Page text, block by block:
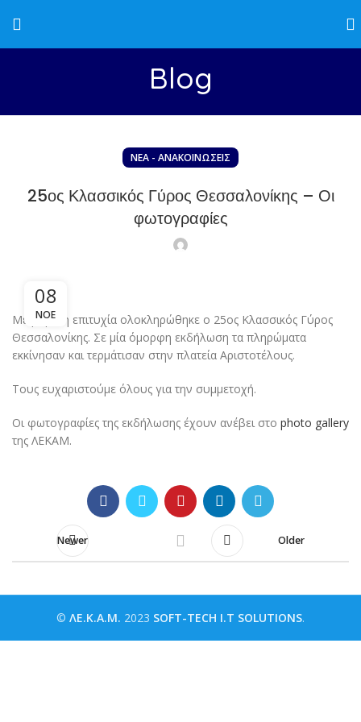
Blog
ΝΈΑ - ΑΝΑΚΟΙΝΏΣΕΙΣ
25ος Κλασσικός Γύρος Θεσσαλονίκης – Οι
φωτογραφίες
08
ΝΟΈ
Με μεγάλη επιτυχία ολοκληρώθηκε ο 25ος Κλασσικός Γύρος
Θεσσαλονίκης. Σε μία όμορφη εκδήλωση τα πληρώματα
εκκίνησαν και τερμάτισαν στην πλατεία Αριστοτέλους.
Τους ευχαριστούμε όλους για την συμμετοχή.
Οι φωτογραφίες της εκδήλωσης έχουν ανέβει στο photo gallery
της ΛΕΚΑΜ.
Newer Older
© ΛΕ.Κ.Α.Μ. 2023 SOFT-TECH I.T SOLUTIONS.